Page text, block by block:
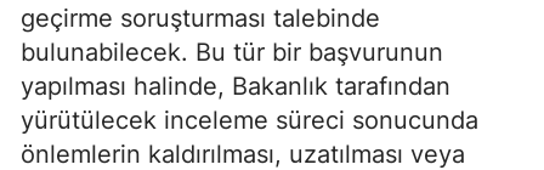
geçirme soruşturması talebinde
bulunabilecek. Bu tür bir başvurunun
yapılması halinde, Bakanlık tarafından
yürütülecek inceleme süreci sonucunda
önlemlerin kaldırılması, uzatılması veya